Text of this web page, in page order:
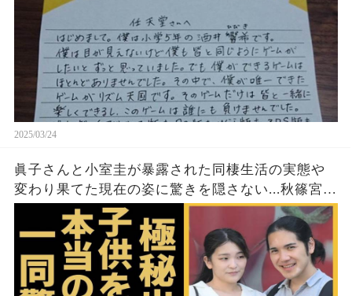
2025/03/24
眞子さんと小室圭が暴露された同棲生活の実態や
変わり果てた現在の姿に驚きを隠さない...秋篠宮家
の長女がアメリカで極秘出産の真相や暴露された
ヤバいO癖に言葉を失う...